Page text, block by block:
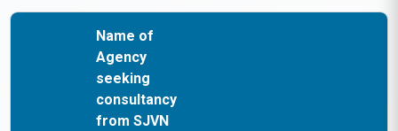
Name of
Agency
seeking
consultancy
from SJVN